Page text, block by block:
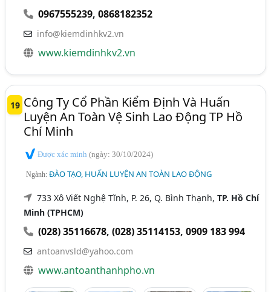
0967555239,0868182352
info@kiemdinhkv2.vn
www.kiemdinhkv2.vn
19 Công Ty Cổ Phần Kiểm Định Và Huấn
Luyện An Toàn Vệ Sinh Lao Động TP Hồ
Chí Minh
Được xác minh(ngày: 30/10/2024)
Ngành:ĐÀO TẠO, HUẤN LUYỆN AN TOÀN LAO ĐỘNG
733 Xô Viết Nghệ Tĩnh, P. 26, Q. Bình Thạnh,TP. Hồ Chí
Minh (TPHCM)
(028) 35116678,(028) 35114153,0909 183 994
antoanvsld@yahoo.com
www.antoanthanhpho.vn